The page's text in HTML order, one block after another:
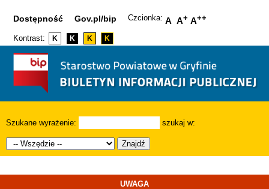
Dostępność Gov.pl/bip Czcionka: A A+ A++
Kontrast: K K K K
Szukane wyrażenie: szukaj w:
Znajdź
UWAGA